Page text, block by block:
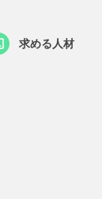
求める人材